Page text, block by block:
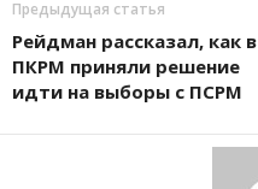
Предыдущая статья
Рейдман рассказал, как в
ПКРМ приняли решение
идти на выборы с ПСРМ